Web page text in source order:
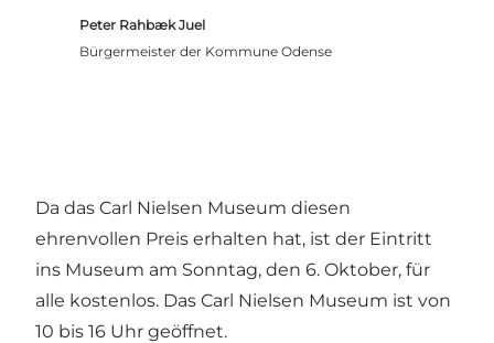
Peter Rahbæk Juel
Bürgermeister der Kommune Odense
Da das Carl Nielsen Museum diesen
ehrenvollen Preis erhalten hat, ist der Eintritt
ins Museum am Sonntag, den 6. Oktober, für
alle kostenlos. Das Carl Nielsen Museum ist von
10 bis 16 Uhr geöffnet.